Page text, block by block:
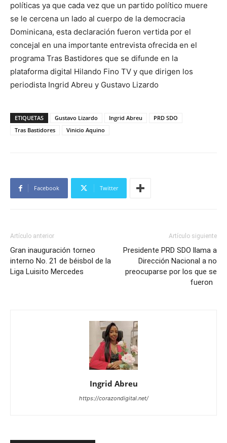
políticas ya que cada vez que un partido político muere
se le cercena un lado al cuerpo de la democracia
Dominicana, esta declaración fueron vertida por el
concejal en una importante entrevista ofrecida en el
programa Tras Bastidores que se difunde en la
plataforma digital Hilando Fino TV y que dirigen los
periodista Ingrid Abreu y Gustavo Lizardo
ETIQUETAS Gustavo Lizardo Ingrid Abreu
PRD SDO
Tras Bastidores
Vinicio Aquino
Facebook Twitter
Artículo anterior
Gran inauguración torneo
interno No. 21 de béisbol de la
Liga Luisito Mercedes
Artículo siguiente
Presidente PRD SDO llama a
Dirección Nacional a no
preocuparse por los que se
fueron
Ingrid Abreu
https://corazondigital.net/